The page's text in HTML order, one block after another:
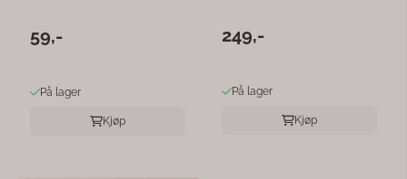
59,-
På lager
Kjøp
249,-
På lager
Kjøp